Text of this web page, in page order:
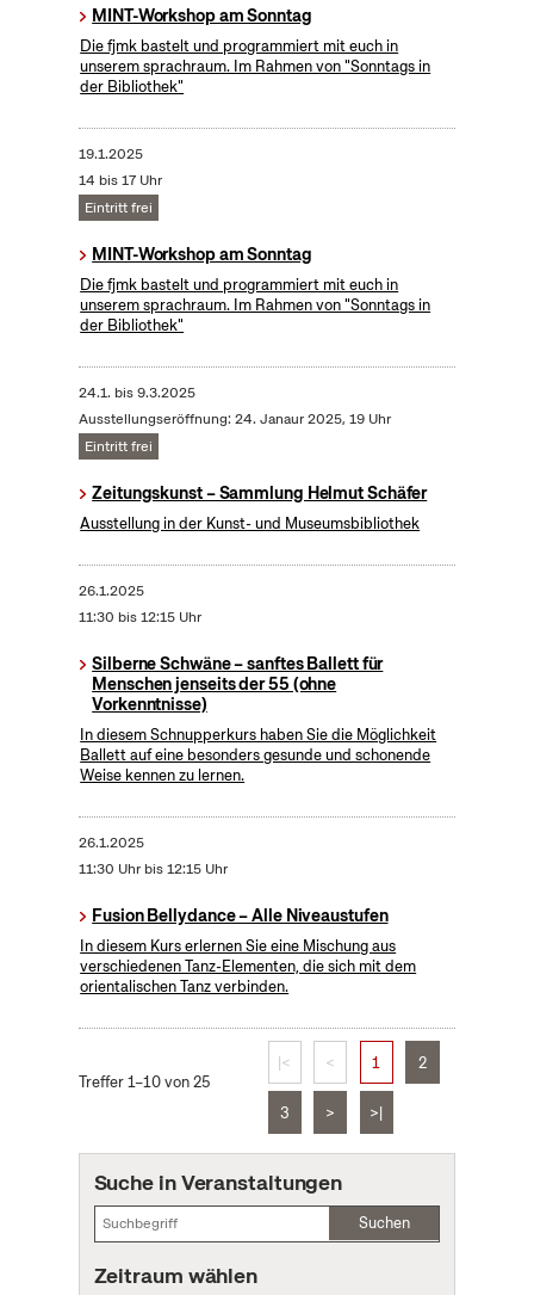
MINT-Workshop am Sonntag
Die fjmk bastelt und programmiert mit euch in
unserem sprachraum. Im Rahmen von "Sonntags in
der Bibliothek"
19.1.2025
14 bis 17 Uhr
Eintritt frei
MINT-Workshop am Sonntag
Die fjmk bastelt und programmiert mit euch in
unserem sprachraum. Im Rahmen von "Sonntags in
der Bibliothek"
24.1. bis9.3.2025
Ausstellungseröffnung: 24. Janaur 2025, 19 Uhr
Eintritt frei
Zeitungskunst – Sammlung Helmut Schäfer
Ausstellung in der Kunst- und Museumsbibliothek
26.1.2025
11:30 bis 12:15 Uhr
Silberne Schwäne – sanftes Ballett für
Menschen jenseits der 55 (ohne
Vorkenntnisse)
In diesem Schnupperkurs haben Sie die Möglichkeit
Ballett auf eine besonders gesunde und schonende
Weise kennen zu lernen.
26.1.2025
11:30 Uhr bis 12:15 Uhr
Fusion Bellydance – Alle Niveaustufen
In diesem Kurs erlernen Sie eine Mischung aus
verschiedenen Tanz-Elementen, die sich mit dem
orientalischen Tanz verbinden.
Treffer 1–10 von 25
|< < 1 2
3 > >|
Suche in Veranstaltungen
Suchen
Zeitraum wählen